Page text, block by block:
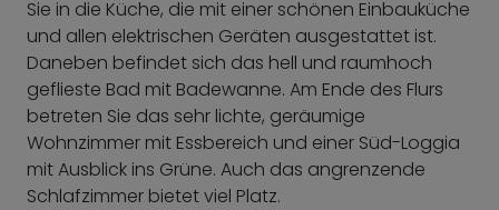
Sie in die Küche, die mit einer schönen Einbauküche
und allen elektrischen Geräten ausgestattet ist.
Daneben befindet sich das hell und raumhoch
geflieste Bad mit Badewanne. Am Ende des Flurs
betreten Sie das sehr lichte, geräumige
Wohnzimmer mit Essbereich und einer Süd-Loggia
mit Ausblick ins Grüne. Auch das angrenzende
Schlafzimmer bietet viel Platz.